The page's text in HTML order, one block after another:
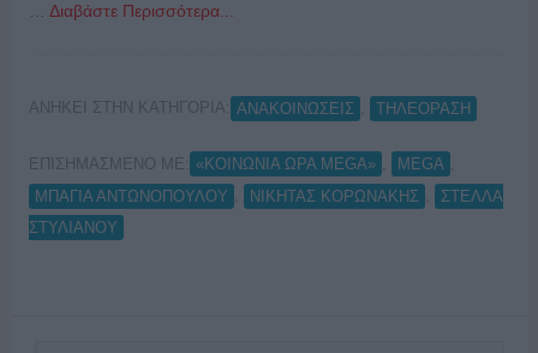
… Διαβάστε Περισσότερα...
ΑΝΗΚΕΙ ΣΤΗΝ ΚΑΤΗΓΟΡΙΑ: ΑΝΑΚΟΙΝΩΣΕΙΣ ΤΗΛΕΟΡΑΣΗ
ΕΠΙΣΗΜΑΣΜΕΝΟ ΜΕ: «ΚΟΙΝΩΝΙΑ ΩΡΑ MEGA» MEGA
ΜΠΑΓΙΑ ΑΝΤΩΝΟΠΟΥΛΟΥ
ΝΙΚΗΤΑΣ ΚΟΡΩΝΑΚΗΣ
ΣΤΕΛΛΑ
ΣΤΥΛΙΑΝΟΥ